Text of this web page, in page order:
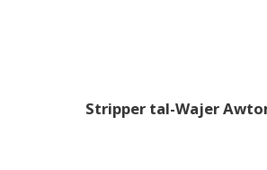
Stripper tal-Wajer